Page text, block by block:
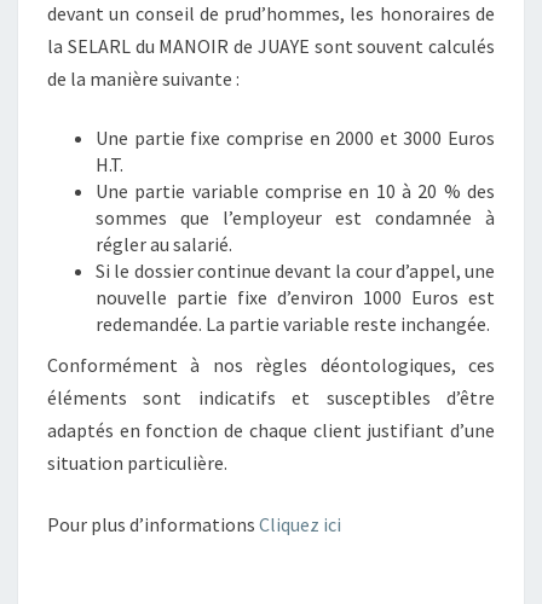
devant un conseil de prud’hommes, les honoraires de
la SELARL du MANOIR de JUAYE sont souvent calculés
de la manière suivante :
Une partie fixe comprise en 2000 et 3000 Euros
H.T.
Une partie variable comprise en 10 à 20 % des
sommes que l’employeur est condamnée à
régler au salarié.
Si le dossier continue devant la cour d’appel, une
nouvelle partie fixe d’environ 1000 Euros est
redemandée. La partie variable reste inchangée.
Conformément à nos règles déontologiques, ces
éléments sont indicatifs et susceptibles d’être
adaptés en fonction de chaque client justifiant d’une
situation particulière.
Pour plus d’informations Cliquez ici